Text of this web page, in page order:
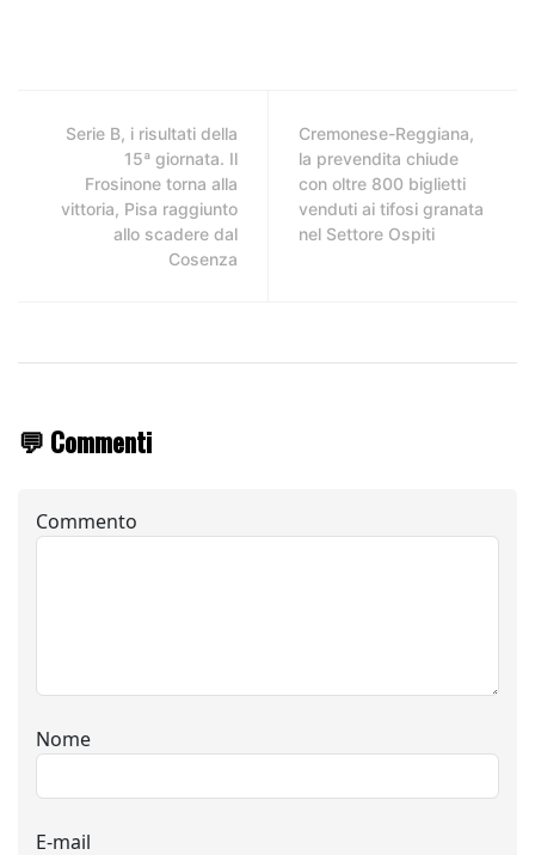
Serie B, i risultati della
15ª giornata. Il
Frosinone torna alla
vittoria, Pisa raggiunto
allo scadere dal
Cosenza
Cremonese-Reggiana,
la prevendita chiude
con oltre 800 biglietti
venduti ai tifosi granata
nel Settore Ospiti
💬 Commenti